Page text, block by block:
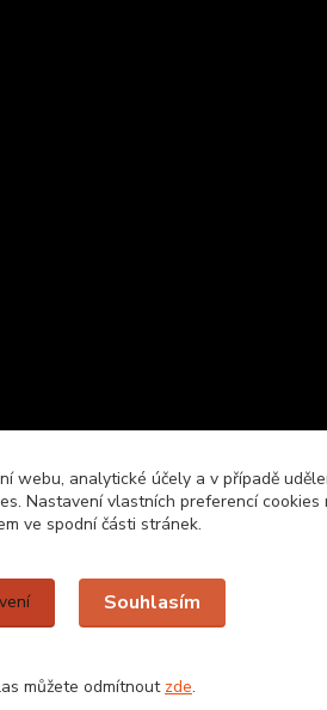
Upravit sběr cookies.
webu, analytické účely a v případě
Nastavení vlastních preferencí
ve spodní části stránek.
Souhlasím
můžete odmítnout zde.